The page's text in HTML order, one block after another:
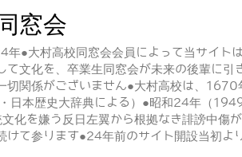
窓会
●大村高校同窓会会員によって当サイト
文化を、卒業生同窓会が未来の後輩に
切関係がございません●大村高校は、
日本歴史大辞典による）●昭和24年（
化を嫌う反日左翼から根拠なき誹謗中傷
て参ります●24年前のサイト開設当初よ